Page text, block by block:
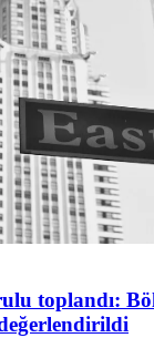
toplandı: